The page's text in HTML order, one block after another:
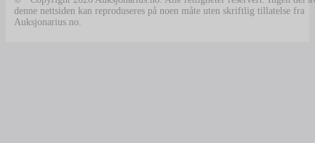
denne nettsiden kan reproduseres på noen måte uten skriftlig tillatelse fra
Auksjonarius.no.